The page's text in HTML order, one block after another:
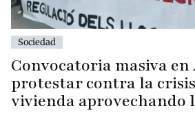
Sociedad
Convocatoria masiva
protestar contra la
vivienda aprovechando